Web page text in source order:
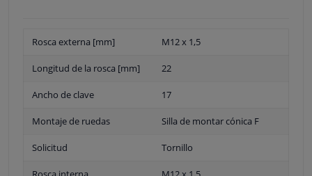
Rosca externa [mm] M12 x 1,5
Longitud de la rosca [mm] 22
Ancho de clave 17
Montaje de ruedas Silla de montar cónica F
Solicitud Tornillo